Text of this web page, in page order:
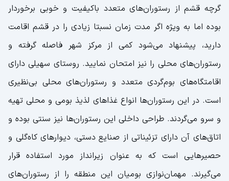
گرچه قشم از رستوران‌های متعدد باکیفیت و خوبی برخوردار
بوده اما به ویژه اگر مدت زمان نسبتا زیادی را در قشم اقامت
دارید، پیشنهاد می‌شود کمی از مرکز شهر فاصله گرفته و
رستوران‌های محلی را نیز امتحان نمایید. روستای سهیلی دارای
اقامتگاه‌های بوم‌گردی متعدد و رستوران‌های محلی بی‌نظیری
است. در این رستوران‌ها انواع غذاهای لذیذ بومی و محلی تهیه
و سرو می‌گردند. طراحی داخلی این رستوران‌ها نیز سنتی بوده و
اتاق‌های آن دارای تزئیناتی از صنایع دستی، دیوارهای کاه‌گلی و
حصیرهایی است که به عنوان زیرانداز مورد استفاده قرار
می‌گیرند. مهمان‌نوازی بومیان این منطقه را از رستوران‌های